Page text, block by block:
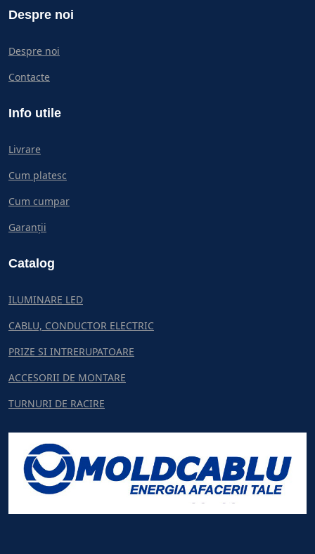
Despre noi
Despre noi
Contacte
Info utile
Livrare
Cum platesc
Cum cumpar
Garanții
Catalog
ILUMINARE LED
CABLU, CONDUCTOR ELECTRIC
PRIZE SI INTRERUPATOARE
ACCESORII DE MONTARE
TURNURI DE RACIRE